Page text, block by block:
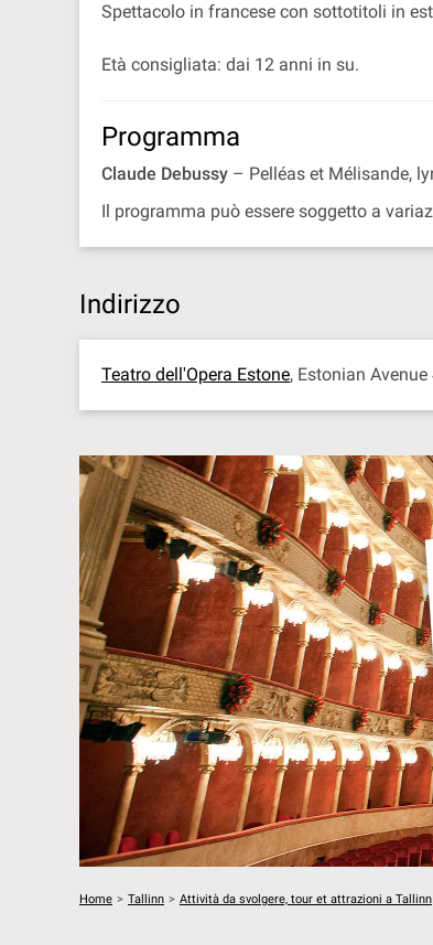
Spettacolo in francese con sottotitoli in
Età consigliata: dai 12 anni in su.
Programma
Claude Debussy – Pelléas et Mélisande,
Il programma può essere soggetto a
Indirizzo
Teatro dell'Opera Estone, Estonian Avenue
Home > Tallinn > Attività da svolgere, tour et attrazioni a Tallinn